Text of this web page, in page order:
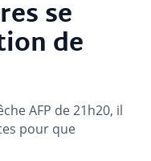
se
de
AFP de 21h20, il
pour que